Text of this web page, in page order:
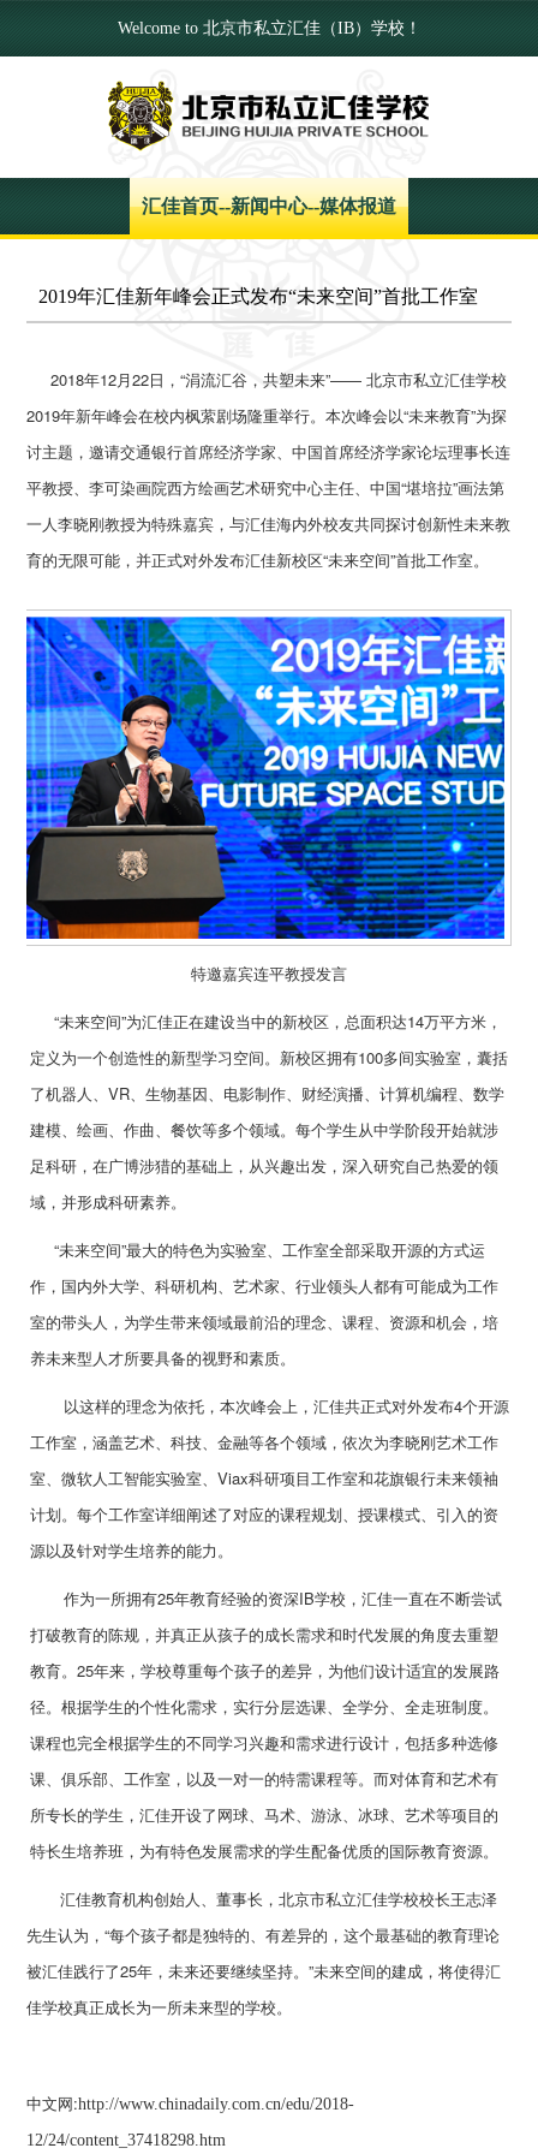
Welcome to 北京市私立汇佳（IB）学校！
汇佳首页--新闻中心--媒体报道
2019年汇佳新年峰会正式发布“未来空间”首批工作室
2018年12月22日，“涓流汇谷，共塑未来”—— 北京市私立汇佳学校
2019年新年峰会在校内枫萦剧场隆重举行。本次峰会以“未来教育”为探
讨主题，邀请交通银行首席经济学家、中国首席经济学家论坛理事长连
平教授、李可染画院西方绘画艺术研究中心主任、中国“堪培拉”画法第
一人李晓刚教授为特殊嘉宾，与汇佳海内外校友共同探讨创新性未来教
育的无限可能，并正式对外发布汇佳新校区“未来空间”首批工作室。
特邀嘉宾连平教授发言
“未来空间”为汇佳正在建设当中的新校区，总面积达14万平方米，
定义为一个创造性的新型学习空间。新校区拥有100多间实验室，囊括
了机器人、VR、生物基因、电影制作、财经演播、计算机编程、数学
建模、绘画、作曲、餐饮等多个领域。每个学生从中学阶段开始就涉
足科研，在广博涉猎的基础上，从兴趣出发，深入研究自己热爱的领
域，并形成科研素养。
“未来空间”最大的特色为实验室、工作室全部采取开源的方式运
作，国内外大学、科研机构、艺术家、行业领头人都有可能成为工作
室的带头人，为学生带来领域最前沿的理念、课程、资源和机会，培
养未来型人才所要具备的视野和素质。
以这样的理念为依托，本次峰会上，汇佳共正式对外发布4个开源
工作室，涵盖艺术、科技、金融等各个领域，依次为李晓刚艺术工作
室、微软人工智能实验室、Viax科研项目工作室和花旗银行未来领袖
计划。每个工作室详细阐述了对应的课程规划、授课模式、引入的资
源以及针对学生培养的能力。
作为一所拥有25年教育经验的资深IB学校，汇佳一直在不断尝试
打破教育的陈规，并真正从孩子的成长需求和时代发展的角度去重塑
教育。25年来，学校尊重每个孩子的差异，为他们设计适宜的发展路
径。根据学生的个性化需求，实行分层选课、全学分、全走班制度。
课程也完全根据学生的不同学习兴趣和需求进行设计，包括多种选修
课、俱乐部、工作室，以及一对一的特需课程等。而对体育和艺术有
所专长的学生，汇佳开设了网球、马术、游泳、冰球、艺术等项目的
特长生培养班，为有特色发展需求的学生配备优质的国际教育资源。
汇佳教育机构创始人、董事长，北京市私立汇佳学校校长王志泽
先生认为，“每个孩子都是独特的、有差异的，这个最基础的教育理论
被汇佳践行了25年，未来还要继续坚持。”未来空间的建成，将使得汇
佳学校真正成长为一所未来型的学校。
中文网:http://www.chinadaily.com.cn/edu/2018-
12/24/content_37418298.htm